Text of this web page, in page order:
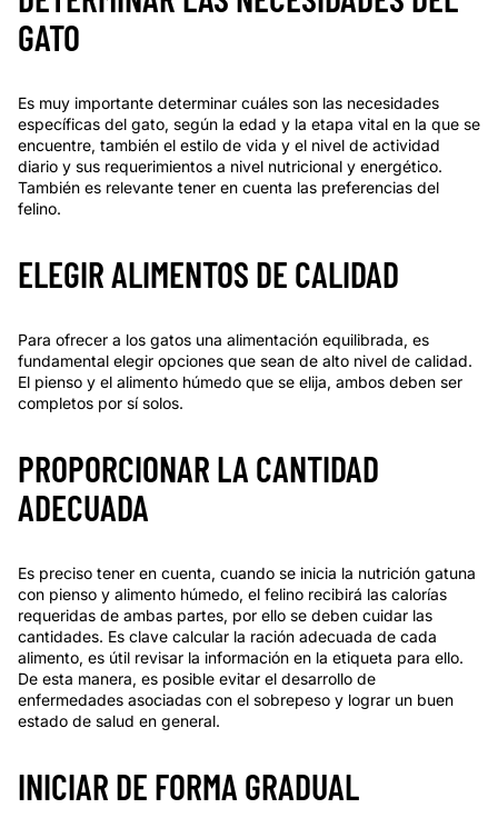
GATO
Es muy importante determinar cuáles son las necesidades
específicas del gato, según la edad y la etapa vital en la que se
encuentre, también el estilo de vida y el nivel de actividad
diario y sus requerimientos a nivel nutricional y energético.
También es relevante tener en cuenta las preferencias del
felino.
ELEGIR ALIMENTOS DE CALIDAD
Para ofrecer a los gatos una alimentación equilibrada, es
fundamental elegir opciones que sean de alto nivel de calidad.
El pienso y el alimento húmedo que se elija, ambos deben ser
completos por sí solos.
PROPORCIONAR LA CANTIDAD
ADECUADA
Es preciso tener en cuenta, cuando se inicia la nutrición gatuna
con pienso y alimento húmedo, el felino recibirá las calorías
requeridas de ambas partes, por ello se deben cuidar las
cantidades. Es clave calcular la ración adecuada de cada
alimento, es útil revisar la información en la etiqueta para ello.
De esta manera, es posible evitar el desarrollo de
enfermedades asociadas con el sobrepeso y lograr un buen
estado de salud en general.
INICIAR DE FORMA GRADUAL